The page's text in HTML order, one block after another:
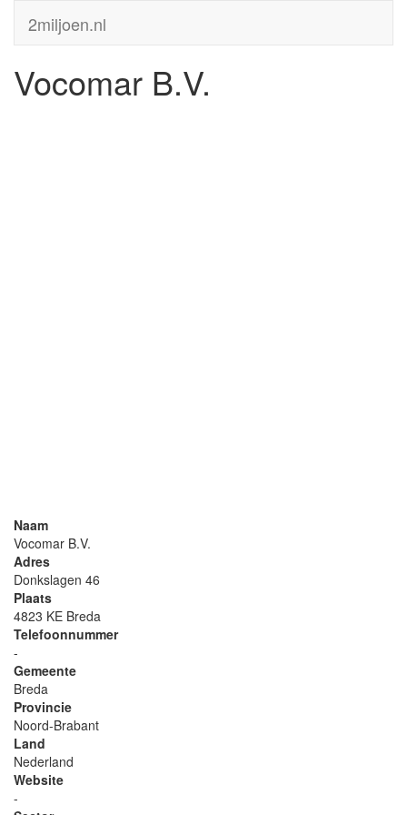
2miljoen.nl
Vocomar B.V.
Naam
Vocomar B.V.
Adres
Donkslagen 46
Plaats
4823 KE Breda
Telefoonnummer
-
Gemeente
Breda
Provincie
Noord-Brabant
Land
Nederland
Website
-